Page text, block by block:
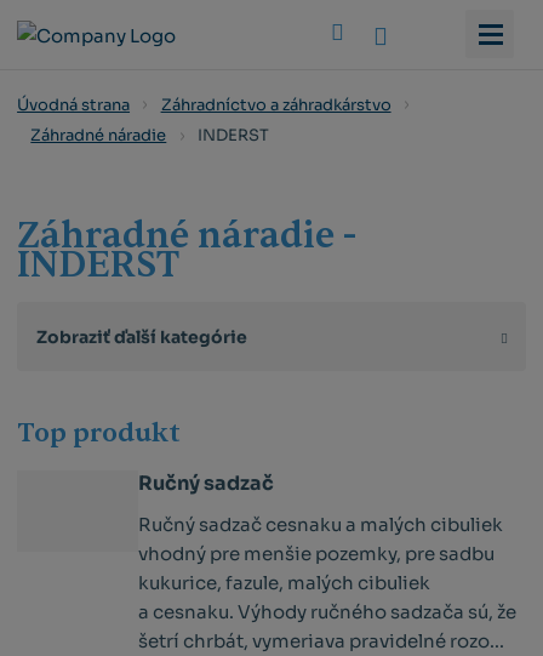
Úvodná strana
Záhradníctvo a záhradkárstvo
Záhradné náradie
INDERST
Záhradné náradie -
INDERST
Zobraziť ďalší kategórie
Top produkt
Ručný sadzač
Ručný sadzač cesnaku a malých cibuliek
vhodný pre menšie pozemky, pre sadbu
kukurice, fazule, malých cibuliek
a cesnaku. Výhody ručného sadzača sú, že
šetrí chrbát, vymeriava pravidelné rozo...